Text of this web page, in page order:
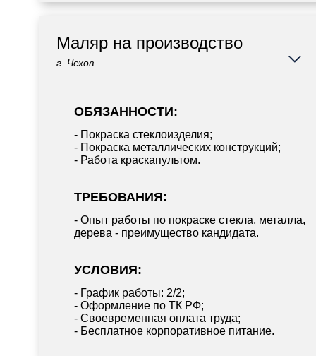
Маляр на производство
г. Чехов
ОБЯЗАННОСТИ:
- Покраска стеклоизделия;
- Покраска металлических конструкций;
- Работа краскапультом.
ТРЕБОВАНИЯ:
- Опыт работы по покраске стекла, металла,
дерева - преимущество кандидата.
УСЛОВИЯ:
- График работы: 2/2;
- Оформление по ТК РФ;
- Своевременная оплата труда;
- Бесплатное корпоративное питание.